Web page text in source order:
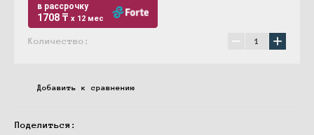
в рассрочку
1708 ₸ x 12 мес
Количество: − +
Добавить к сравнению
Поделиться: